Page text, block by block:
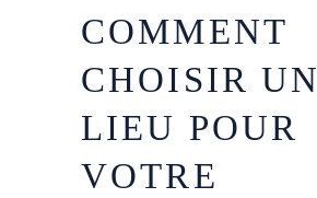
COMMENT
CHOISIR UN
LIEU POUR
VOTRE